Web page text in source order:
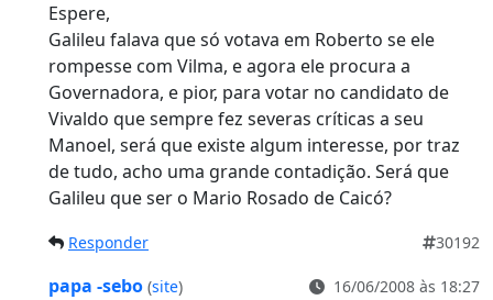
Espere,
Galileu falava que só votava em Roberto se ele
rompesse com Vilma, e agora ele procura a
Governadora, e pior, para votar no candidato de
Vivaldo que sempre fez severas críticas a seu
Manoel, será que existe algum interesse, por traz
de tudo, acho uma grande contadição. Será que
Galileu que ser o Mario Rosado de Caicó?
Responder 30192
papa -sebo (site) 16/06/2008 às 18:27